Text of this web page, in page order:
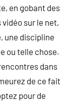
en gobant des
sur le net,
une discipline
ou telle chose.
dans
de ce fait
pour de